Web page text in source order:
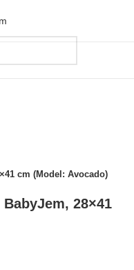
cm (Model: Avocado)
28×41